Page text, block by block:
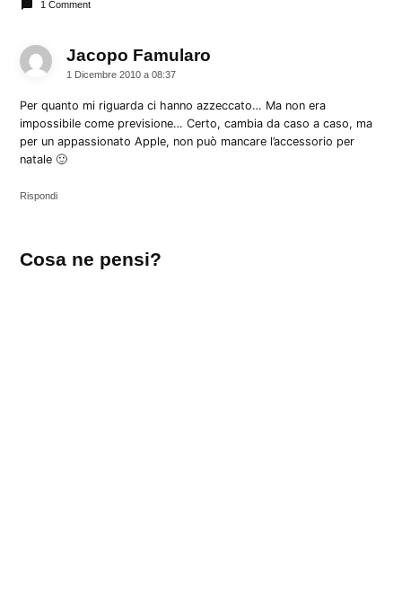
1 Comment
Jacopo Famularo
1 Dicembre 2010 a 08:37
Per quanto mi riguarda ci hanno azzeccato… Ma non era
impossibile come previsione… Certo, cambia da caso a caso, ma
per un appassionato Apple, non può mancare l’accessorio per
natale 🙂
Rispondi
un
Cosa ne pensi?